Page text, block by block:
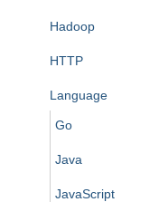
Hadoop
HTTP
Language
Go
Java
JavaScript